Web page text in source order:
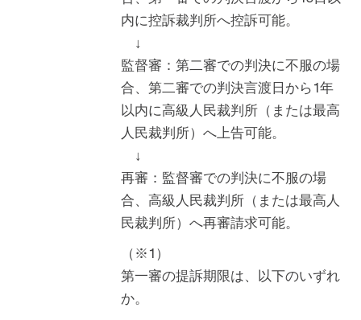
内に控訴裁判所へ控訴可能。
↓
監督審：第二審での判決に不服の場
合、第二審での判決言渡日から1年
以内に高級人民裁判所（または最高
人民裁判所）へ上告可能。
↓
再審：監督審での判決に不服の場
合、高級人民裁判所（または最高人
民裁判所）へ再審請求可能。
（※1）
第一審の提訴期限は、以下のいずれ
か。